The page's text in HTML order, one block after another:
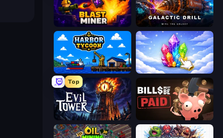
Blast Miner Galactic Drill
Harbor Tycoon Crystalia Idle Clicker
Top
Evil Tower Bills Must Be Paid